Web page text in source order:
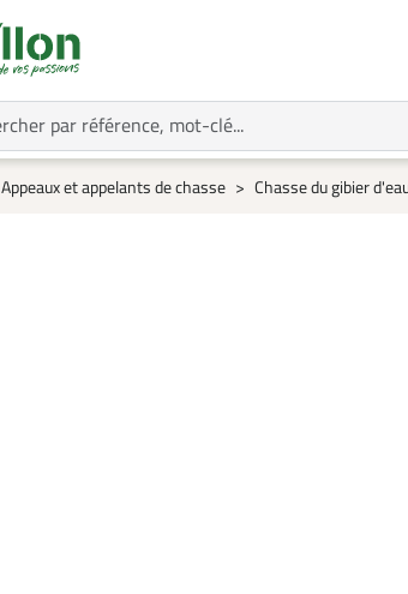
Appeaux et appelants de chasse Chasse du gibier